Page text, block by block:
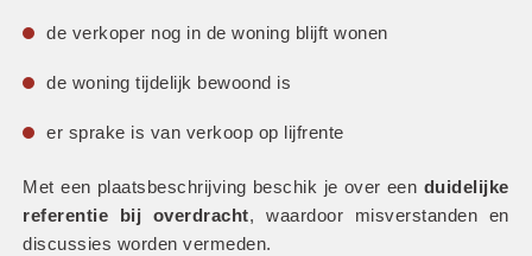
de verkoper nog in de woning blijft wonen
de woning tijdelijk bewoond is
er sprake is van verkoop op lijfrente
Met een plaatsbeschrijving beschik je over een duidelijke
referentie bij overdracht, waardoor misverstanden en
discussies worden vermeden.